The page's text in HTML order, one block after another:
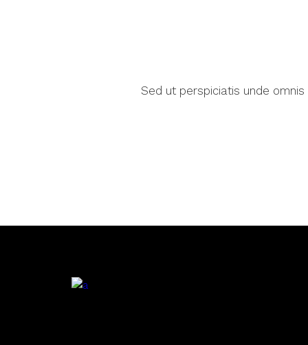
Sed ut perspiciatis unde